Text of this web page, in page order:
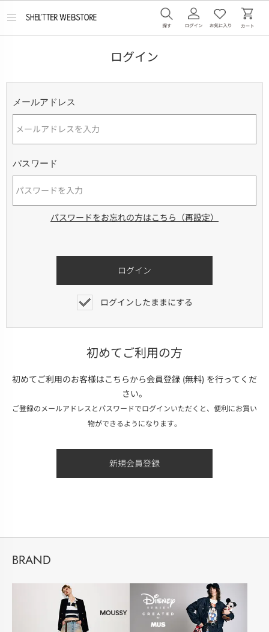
メ
ログイン
メールアドレス
パスワード
パスワードをお忘れの方はこちら（再設定）
ログインしたままにする
初めてご利用の方
初めてご利用のお客様はこちらから会員登録 (無料) を行ってくだ
さい。
ご登録のメールアドレスとパスワードでログインいただくと、便利にお買い
物ができるようになります。
BRAND